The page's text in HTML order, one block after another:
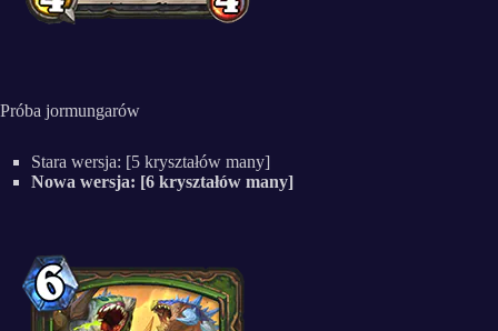
Próba jormungarów
Stara wersja: [5 kryształów many]
Nowa wersja: [6 kryształów many]